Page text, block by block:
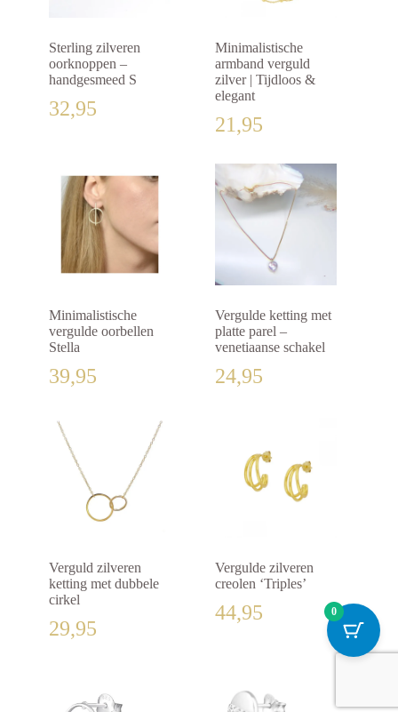
Sterling zilveren
oorknoppen –
handgesmeed S
32,95
Minimalistische
armband verguld
zilver | Tijdloos &
elegant
21,95
Minimalistische
vergulde oorbellen
Stella
39,95
Vergulde ketting met
platte parel –
venetiaanse schakel
24,95
Verguld zilveren
ketting met dubbele
cirkel
29,95
Vergulde zilveren
creolen ‘Triples’
44,95 0